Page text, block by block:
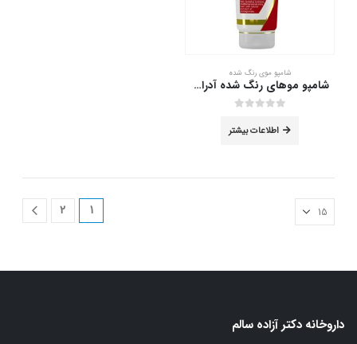
شامپو موی رنگ شده
شامپو موهای رنگ شده آدرا مدل تثبیت کننده رنگ حجم 200 میلی لیتر
اطلاعات بیشتر
1
2
داروخانه دکتر آزاده سالم